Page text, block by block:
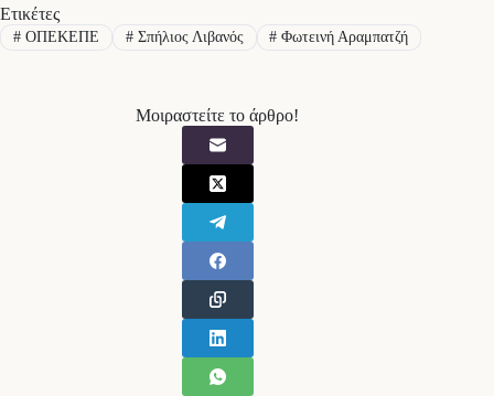
Ετικέτες
#ΟΠΕΚΕΠΕ #Σπήλιος Λιβανός # Φωτεινή Αραμπατζή
Μοιραστείτε το άρθρο!